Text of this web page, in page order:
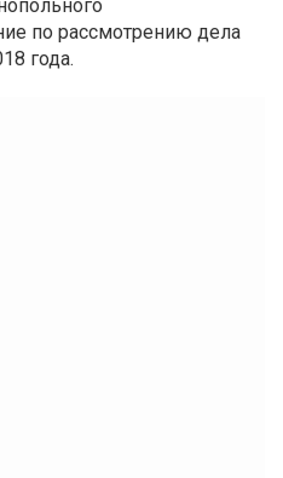
по рассмотрению дела
года.